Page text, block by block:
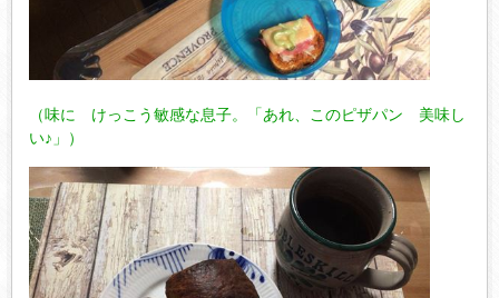
（味に けっこう敏感な息子。「あれ、このピザパン 美味し
い♪」）